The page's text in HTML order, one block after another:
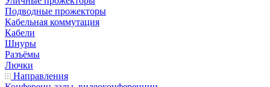
Подводные прожекторы
Кабельная коммутация
Кабели
Шнуры
Разъёмы
Лючки
Направления